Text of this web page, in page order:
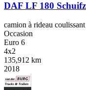
DAF LF 180
camion à rideau coulissant
Occasion
Euro 6
4x2
135,912 km
2018